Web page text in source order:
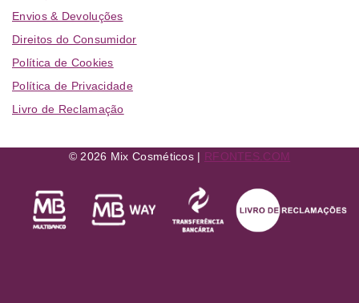
Envios & Devoluções
Direitos do Consumidor
Política de Cookies
Política de Privacidade
Livro de Reclamação
© 2026 Mix Cosméticos | RFONTES.COM